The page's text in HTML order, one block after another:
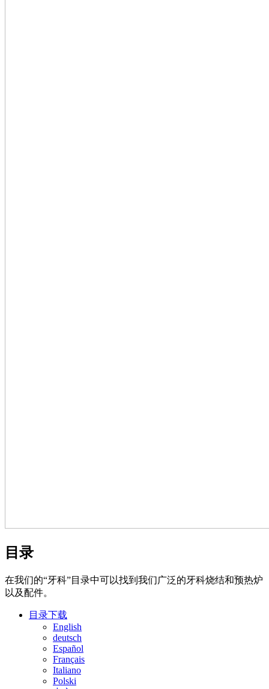
目录
在我们的“牙科”目录中可以找到我们广泛的牙科烧结和预热炉
以及配件。
目录下载
English
deutsch
Español
Français
Italiano
Polski